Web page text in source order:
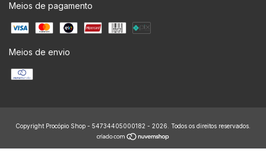
Meios de pagamento
Meios de envio
Copyright Procópio Shop - 54734405000182 - 2026. Todos os direitos reservados.